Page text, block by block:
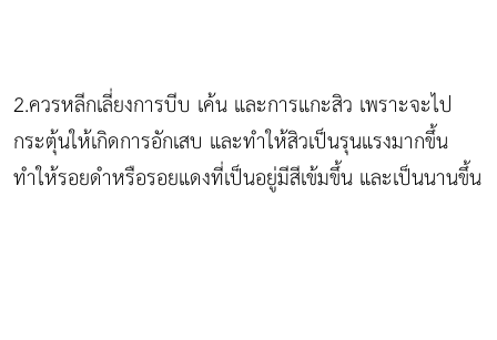
2.ควรหลีกเลี่ยงการบีบ เค้น และการแกะสิว เพราะจะไป
กระตุ้นให้เกิดการอักเสบ และทำให้สิวเป็นรุนแรงมากขึ้น
ทำให้รอยดำหรือรอยแดงที่เป็นอยู่มีสีเข้มขึ้น และเป็นนานขึ้น